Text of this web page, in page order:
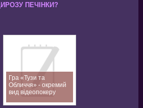
ПЕЧІНКИ?
Гра «Тузи та
Обличчя» - окремий
вид відеопокеру